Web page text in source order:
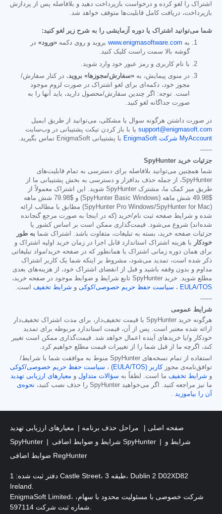
اشتراک را لغو کرده و درخواست بازپرداخت دهید و بلافاصله پس از پردازش
بازپرداخت، دریافت کامل قابلیت‌ها متوقف خواهد شد.
شما می‌توانید اشتراک یا دوره آزمایشی را به شرح زیر لغو کنید:
به www.enigmasoftware.com بروید و روی دکمه «ورود» در
گوشه بالا سمت راست کلیک کنید.
با نام کاربری و رمز عبور خود وارد شوید.
در منوی پیمایش، به «سفارش/مجوزها» بروید. در کنار سفارش/
مجوز خود، دکمه‌ای برای لغو اشتراک در صورت لزوم موجود
است. توجه: اگر چندین سفارش/محصول دارید، باید آنها را به
صورت جداگانه لغو کنید.
در صورت داشتن هرگونه سوال یا مشکلی، می‌توانید از طریق ایمیل
support@enigmasoft.com یا با باز کردن تیکت پشتیبانی در وب‌سایت
MyAccount شرکت EnigmaSoft
با پشتیبانی EnigmaSoft تماس بگیرید.
------
جزئیات خرید SpyHunter
شما همچنین می‌توانید بلافاصله برای دسترسی به تمام قابلیت‌های
SpyHunter، از جمله حذف بدافزار و دسترسی به بخش پشتیبانی ما از
طریق میز کمک ما، مشترک SpyHunter شوید. این اشتراک معمولاً از
$49.98
شش ماهه (SpyHunter Basic Windows) و $79.98
شش ماهه
(SpyHunter Pro Windows/SpyHunter for Mac) مطابق با مطالب ارائه
شده و شرایط صفحه ثبت نام/خرید (که در اینجا به صورت مرجع گنجانده
شده‌اند) شروع می‌شود. قیمت‌گذاری ممکن است بر اساس کشور یا
جزئیات صفحه خرید، بسته به تبلیغات، متفاوت باشد. اشتراک شما به طور
خودکار
با هزینه اشتراک استاندارد قابل اجرا در زمان خرید اولیه اشتراک و
برای همان دوره زمانی اشتراک یا همانطور که در صفحه خرید/مواد تبلیغاتی
ذکر شده است، تمدید می‌شود، مشروط بر اینکه شما یک کاربر اشتراک
مداوم و بدون وقفه باشید و قبل از انقضای اشتراک خود، از هزینه‌های بعدی
مطلع شوید. خرید SpyHunter تابع شرایط و ضوابط موجود در صفحه خرید،
EULA/TOS ، سیاست حفظ حریم خصوصی/کوکی و شرایط تخفیف است.
------
شرایط عمومی
هرگونه خرید SpyHunter با قیمت تخفیف‌دار، برای مدت اشتراک تخفیف‌دار
ارائه شده معتبر است. پس از آن، قیمت استاندارد مربوطه برای تمدید
خودکار و/یا خریدهای آینده اعمال خواهد شد. قیمت‌گذاری ممکن است تغییر
کند، اگرچه ما از قبل شما را از تغییرات قیمت مطلع خواهیم کرد.
استفاده از تمام نسخه‌های SpyHunter منوط به موافقت شما با شرایط/
توافق‌نامه‌ی مجوزکاربر (EULA/TOS) ، سیاست حفظ حریم خصوصی/کوکی
و شرایط تخفیف ما است. لطفاً به سؤالات متداول و معیارهای ارزیابی تهدید
ما نیز مراجعه کنید. اگر می‌خواهید SpyHunter را حذف نصب کنید،
نحوه‌ی
آن را بیاموزید .
صفحه اصلی مراحل حذف برنامه
معیارهای ارزیابی تهدید
SpyHunter
شرایط و ضوابط اضافی SpyHunter
شرایط و
ضوابط اضافی RegHunter
دفتر ثبت شده: 1 Castle Street، طبقه 3، Dublin 2 D02XD82
Ireland.
EnigmaSoft Limited، شرکت خصوصی با مسئولیت محدود با سهام،